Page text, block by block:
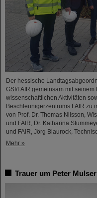
Der hessische
GSI/FAIR gemeinsam mit
wissenschaftlichen Aktivitäten
Beschleunigerzentrums FAIR zu
von Prof. Dr. Thomas Nilsson,
und FAIR, Dr. Katharina
und FAIR, Jörg Blaurock,
Mehr »
Trauer um Peter Mulser